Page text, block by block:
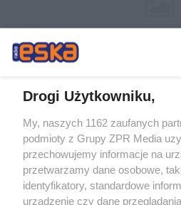
Żaden utwór zamieszczony w serwisie nie
rozpowszechniany lub dalej
tym także elektroniczny lub mechaniczny)
eksploatacji w jakiejkolwiek formie,
bez pisemnej zgody właściciela praw.
wykorzystanie utworów w całości lub w
bez właściwej zgody, jest zabronione pod
Drogi Użytkowniku,
My, naszych 1162 zaufanych
podmioty z Grupy ZPR Media
przechowujemy informacje na
przetwarzamy dane osobowe,
identyfikatory, standardowe
urządzenie czy dane